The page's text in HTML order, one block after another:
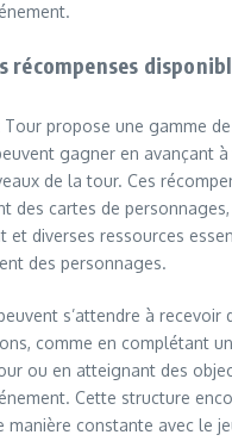
récompenses
Tour propose une gamme
gagner en avançant
de la tour. Ces
des cartes de
et diverses ressources
des personnages.
s’attendre à recevoir
comme en complétant
ou en atteignant des
Cette structure
manière constante avec le